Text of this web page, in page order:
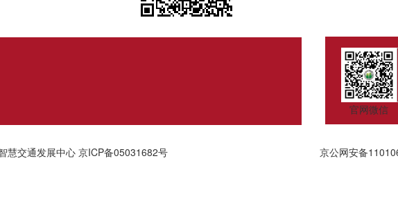
官网微信
慧交通发展中心 京ICP备05031682号 京公网安备